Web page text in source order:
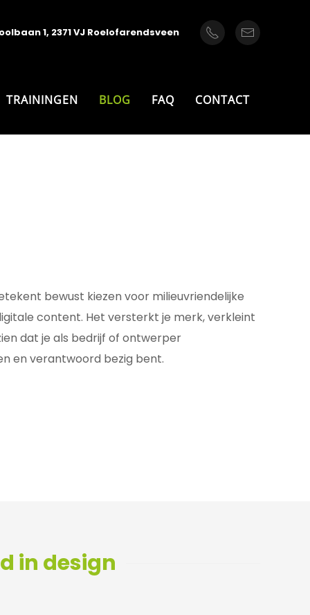
1, 2371 VJ Roelofarendsveen
TRAININGEN BLOG FAQ CONTACT
bewust kiezen voor milieuvriendelijke
content. Het versterkt je merk, verkleint
dat je als bedrijf of ontwerper
en verantwoord bezig bent.
in design